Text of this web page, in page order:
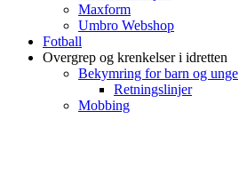
Maxform
Umbro Webshop
Fotball
Overgrep og krenkelser i idretten
Bekymring for barn og unge
Retningslinjer
Mobbing